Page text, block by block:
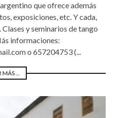
que ofrece además
exposiciones, etc. Y cada,
y seminarios de tango
informaciones:
o 657204753 (...
MÁS ...